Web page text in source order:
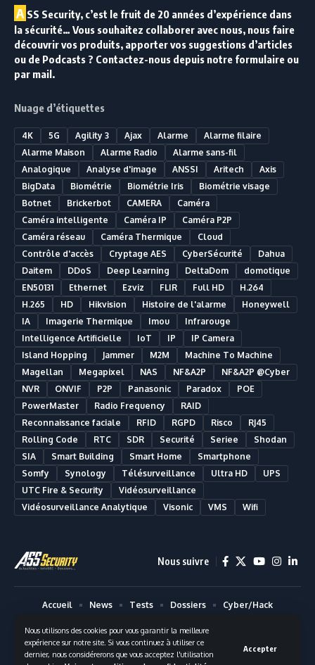
Nous utilisons des cookies pour vous garantir la meilleure
expérience sur notre site. Si vous continuez à utiliser ce
dernier, nous considérerons que vous acceptez l'utilisation
Accepter
A SS Security, c’est le fruit de 20 années d’expérience dans
la sécurité… Vous souhaitez collaborer avec nous, nous faire
découvrir vos produits, apporter vos suggestions d’articles
ou de Podcasts ? Contactez-nous depuis notre formulaire ou
par mail.
Nuage d’étiquettes
4K 5G Agility 3 Ajax Alarme
Alarme filaire
Alarme Maison
Alarme Radio
Alarme sans-fil
Analogique
Analyse d'image ANSSI Aritech
Axis
BigData
Biométrie Biométrie Iris
Biométrie visage
Botnet
Brickerbot CAMERA
Caméra
Caméra intelligente
Caméra IP
Caméra P2P
Caméra réseau
Caméra Thermique
Cloud
Contrôle d'accès
Cryptage AES CyberSécurité
Dahua
Daitem
DDoS Deep Learning DeltaDom
domotique
EN50131
Ethernet Ezviz FLIR Full HD
H.264
H.265
HD Hikvision Histoire de l'alarme
Honeywell
IA
Imagerie Thermique Imou
Infrarouge
Intelligence Artificielle
IoT IP
IP Camera
Island Hopping
Jammer M2M
Machine To Machine
Magellan
Megapixel NAS NF&A2P
NF&A2P @Cyber
NVR
ONVIF P2P Panasonic Paradox
POE
PowerMaster
Radio Frequency
RAID
Reconnaissance faciale
RFID RGPD Risco
RJ45
Rolling Code
RTC SDR Securité Seriee
Shodan
SIA
Smart Building Smart Home
Smartphone
Somfy
Synology Télésurveillance Ultra HD
UPS
UTC Fire & Security
Vidéosurveillance
Vidéosurveillance Analytique
Visonic VMS Wifi
Nous suivre
© Copyright 2013 - 2025| Blog Alarme & Vidéosurveillance |
Security Solutions Nantes| 2 Rue Crucy - 44000 Nantes | E-mail :
Accueil News Tests Dossiers
Cyber/Hack